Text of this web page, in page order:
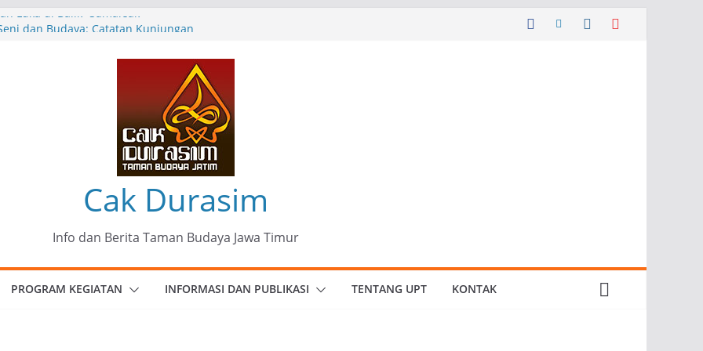
Luka di Balik “Samaleak”
Ungkapan Kritis Tentang Derita
Patria Seni Rupa Kota Blitar :
Menjadi Mantra Perlawanan
Cak Durasim
Info dan Berita Taman Budaya Jawa Timur
PROGRAM KEGIATAN INFORMASI DAN PUBLIKASI TENTANG UPT KONTAK